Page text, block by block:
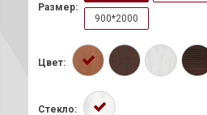
Размер:
900*2000
Цвет:
Стекло: